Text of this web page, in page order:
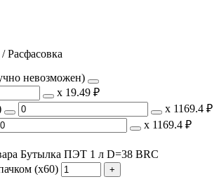
Расфасовка
невозможен)
х 19.49 ₽
х 1169.4 ₽
х 1169.4 ₽
Бутылка ПЭТ 1 л D=38 BRC
(х60)